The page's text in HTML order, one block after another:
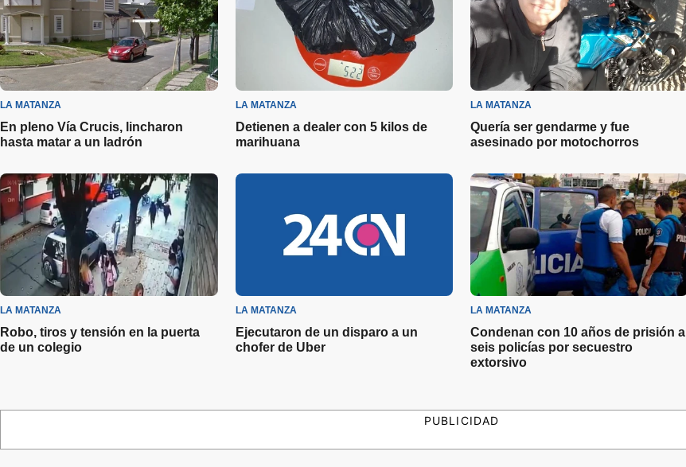
LA MATANZA
En pleno Vía Crucis, lincharon
hasta matar a un ladrón
LA MATANZA
Detienen a dealer con 5 kilos de
marihuana
LA MATANZA
Quería ser gendarme y fue
asesinado por motochorros
LA MATANZA
Robo, tiros y tensión en la puerta
de un colegio
LA MATANZA
Ejecutaron de un disparo a un
chofer de Uber
LA MATANZA
Condenan con 10 años de prisión a
seis policías por secuestro
extorsivo
PUBLICIDAD